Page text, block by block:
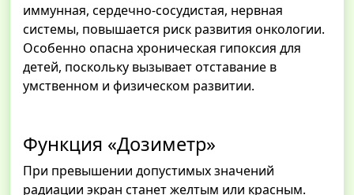
иммунная, сердечно-сосудистая, нервная
системы, повышается риск развития онкологии.
Особенно опасна хроническая гипоксия для
детей, поскольку вызывает отставание в
умственном и физическом развитии.
Функция «Дозиметр»
При превышении допустимых значений
радиации экран станет желтым или красным.